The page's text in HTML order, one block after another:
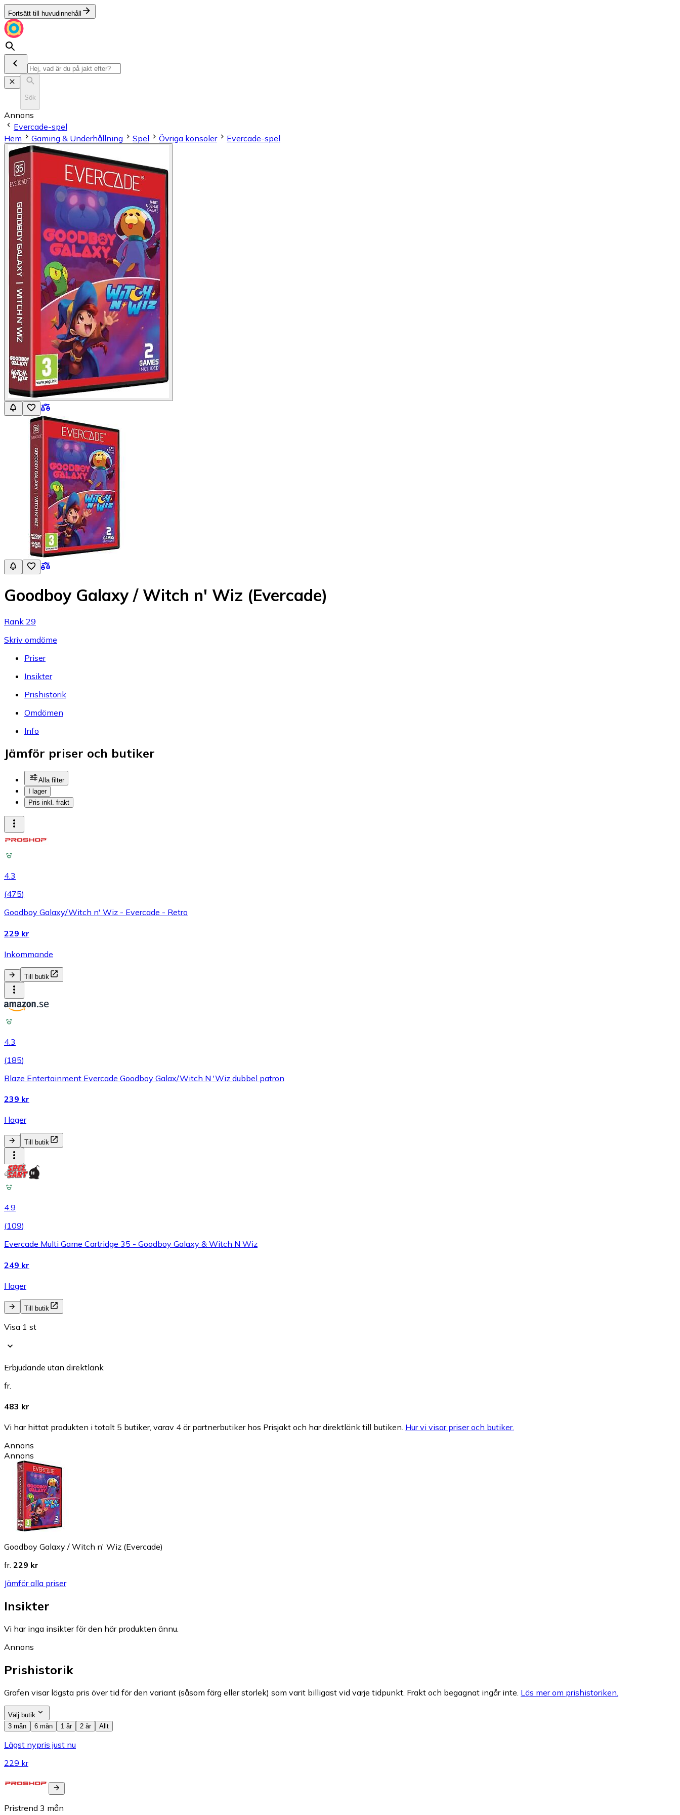
Fortsätt till huvudinnehåll
Sök
Annons
Evercade-spel
Hem
Gaming & Underhållning Spel Övriga konsoler Evercade-spel
Goodboy Galaxy / Witch n' Wiz (Evercade)
Rank 29
Skriv omdöme
Priser
Insikter
Prishistorik
Omdömen
Info
Jämför priser och butiker
Alla filter
I lager
Pris inkl. frakt
4.3
(475)
Goodboy Galaxy/Witch n' Wiz - Evercade - Retro
229 kr
Inkommande
Till butik
4.3
(185)
Blaze Entertainment Evercade Goodboy Galax/Witch N 'Wiz dubbel patron
239 kr
I lager
Till butik
4.9
(109)
Evercade Multi Game Cartridge 35 - Goodboy Galaxy & Witch N Wiz
249 kr
I lager
Till butik
Visa 1 st
Erbjudande utan direktlänk
fr.
483 kr
Vi har hittat produkten i totalt 5 butiker, varav 4 är partnerbutiker hos Prisjakt och har direktlänk till butiken. Hur vi visar priser och butiker.
Annons
Annons
Goodboy Galaxy / Witch n' Wiz (Evercade)
fr. 229 kr
Jämför alla priser
Insikter
Vi har inga insikter för den här produkten ännu.
Annons
Prishistorik
Grafen visar lägsta pris över tid för den variant (såsom färg eller storlek) som varit billigast vid varje tidpunkt. Frakt och begagnat ingår inte. Läs mer om prishistoriken.
Välj butik
3 mån
6 mån 1 år 2 år Allt
Lägst nypris just nu
229 kr
Pristrend 3 mån